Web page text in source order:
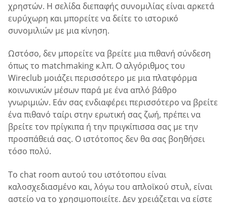
χρηστών. Η σελίδα διεπαφής συνομιλίας είναι αρκετά
ευρύχωρη και μπορείτε να δείτε το ιστορικό
συνομιλιών με μια κίνηση.
Ωστόσο, δεν μπορείτε να βρείτε μια πιθανή σύνδεση
όπως το matchmaking κ.λπ. Ο αλγόριθμος του
Wireclub μοιάζει περισσότερο με μια πλατφόρμα
κοινωνικών μέσων παρά με ένα απλό βάθρο
γνωριμιών. Εάν σας ενδιαφέρει περισσότερο να βρείτε
ένα πιθανό ταίρι στην ερωτική σας ζωή, πρέπει να
βρείτε τον πρίγκιπα ή την πριγκίπισσα σας με την
προσπάθειά σας. Ο ιστότοπος δεν θα σας βοηθήσει
τόσο πολύ.
Το chat room αυτού του ιστότοπου είναι
καλοσχεδιασμένο και, λόγω του απλοϊκού στυλ, είναι
αστείο να το χρησιμοποιείτε. Δεν χρειάζεται να είστε